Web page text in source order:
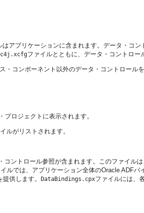
アプリケーションに含まれます。データ・コ
ファイルとともに、データ・コントロー
コンポーネント以外のデータ・コントロール
ロジェクトに表示されます。
ルがリストされます。
ントロール参照が含まれます。このファイル
ルでは、アプリケーション全体のOracle ADF
供します。 DataBindings.cpxファイルには、